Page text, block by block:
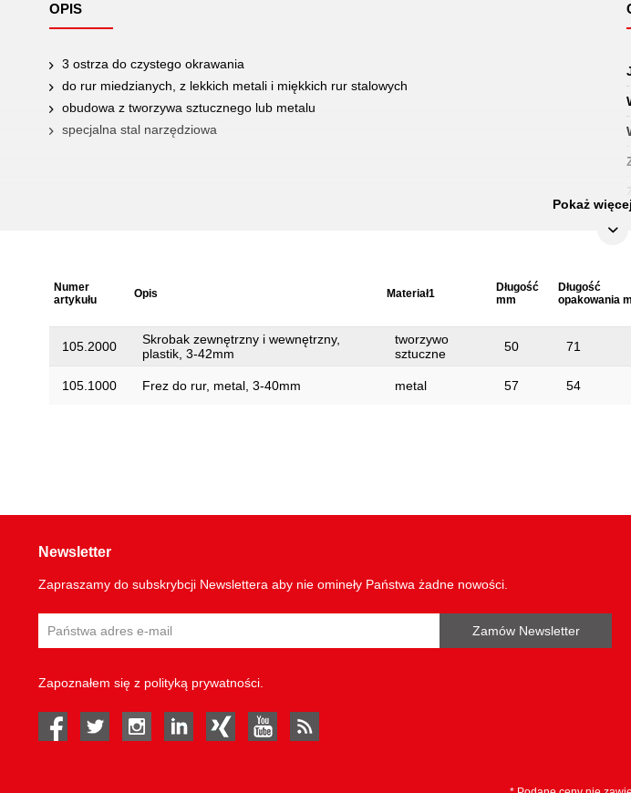
OPIS
3 ostrza do czystego okrawania
do rur miedzianych, z lekkich metali i miękkich rur stalowych
obudowa z tworzywa sztucznego lub metalu
specjalna stal narzędziowa
Pokaż
Numer
artykułu
Opis Materiał1
Długość
mm
Długość
opakowania
105.2000
Skrobak zewnętrzny i wewnętrzny,
plastik, 3-42mm
tworzywo
sztuczne
50 71
105.1000 Frez do rur, metal, 3-40mm metal 57 54
Newsletter
Zapraszamy do subskrybcji Newslettera aby nie omineły Państwa żadne nowości.
Zamów Newsletter
Zapoznałem się z polityką prywatności
facebook twitter instagramlinked in Xing youtube